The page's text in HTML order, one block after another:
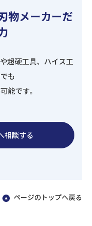
物メーカーだ
超硬工具、ハイス工
も
能です。
相談する
ページのトップへ戻る